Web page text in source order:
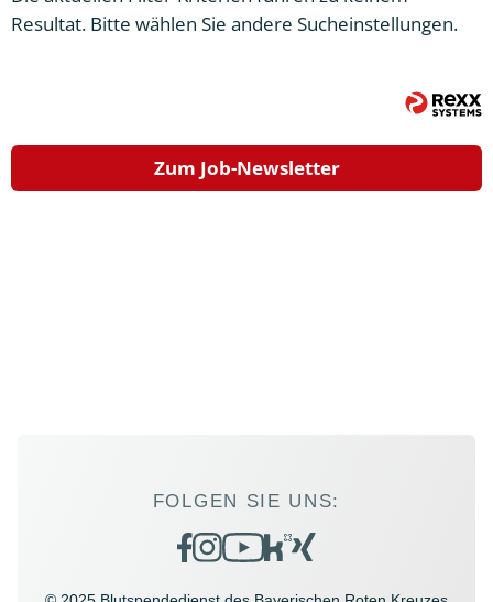
Resultat. Bitte wählen Sie andere Sucheinstellungen.
Zum Job-Newsletter
FOLGEN SIE UNS: